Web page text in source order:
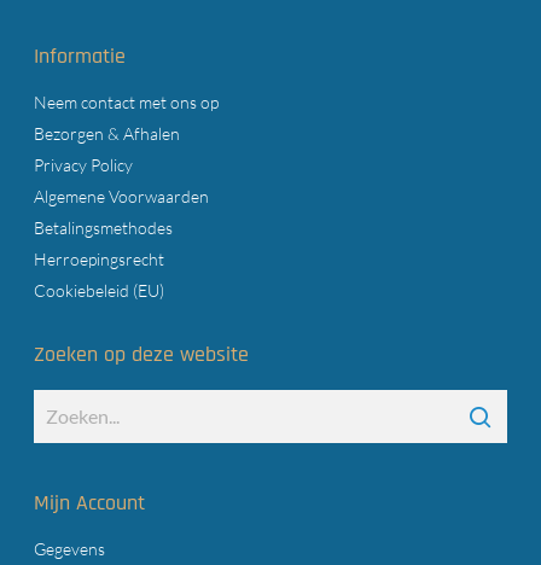
Informatie
Neem contact met ons op
Bezorgen & Afhalen
Privacy Policy
Algemene Voorwaarden
Betalingsmethodes
Herroepingsrecht
Cookiebeleid (EU)
Zoeken op deze website
Mijn Account
Gegevens